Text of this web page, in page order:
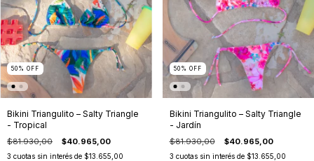
50 % OFF
Bikini Triangulito – Salty Triangle
- Tropical
$81.930,00 $40.965,00
3 cuotas sin interés de $13.655,00
50 % OFF
Bikini Triangulito – Salty Triangle
- Jardín
$81.930,00 $40.965,00
3 cuotas sin interés de $13.655,00